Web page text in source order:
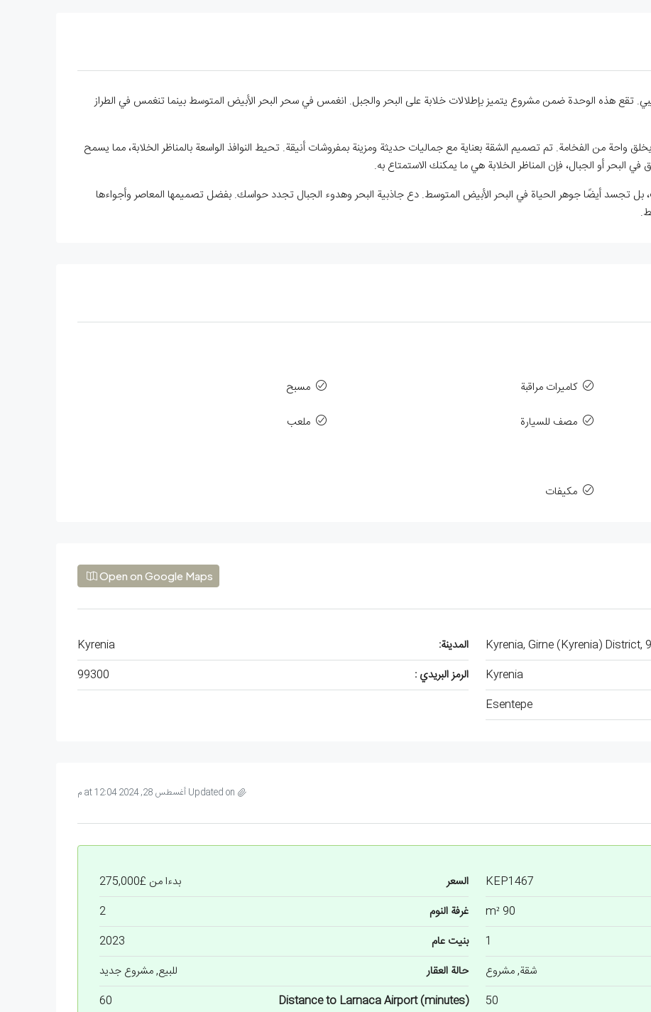
في منطقة إيسينتيبي. تقع هذه الوحدة ضمن مشروع يتميز بإطلالات خلابة على البحر والجبل. انغمس في سحر البحر الأبيض المتوسط بينما تنغمس في الطراز
من الفخامة. تم تصميم الشقة بعناية مع جماليات حديثة ومزينة بمفروشات أنيقة. تحيط النوافذ الواسعة بالمناظر الخلابة، مما يسمح
أو الجبال، فإن المناظر الخلابة هي ما يمكنك الاستمتاع به.
بل تجسد أيضًا جوهر الحياة في البحر الأبيض المتوسط. دع جاذبية البحر وهدوء الجبال تجدد حواسك. بفضل تصميمها المعاصر وأجواءها
كاميرات مراقبة
مسبح
مصف للسيارة
ملعب
مكيفات
Open on Google Maps
Kyrenia, Girne (Kyrenia) District, المدينة:
Kyrenia
Kyrenia الرمز البريدي :
99300
Esentepe
Updated on أغسطس 28, 2024 at 12:04 م
KEP1467 السعر بدءا من £275,000
90 m² غرفة النوم
2
1 بنيت عام
2023
شقة, مشروع حالة العقار
للبيع, مشروع جديد
50
Distance to Larnaca Airport (minutes)
60